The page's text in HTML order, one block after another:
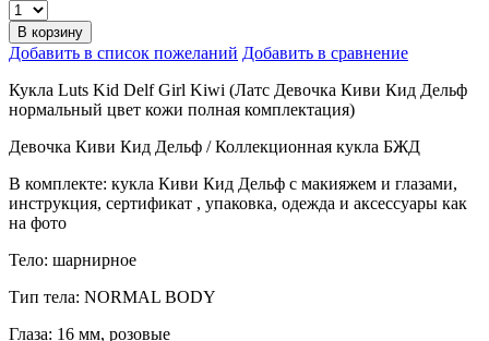
В корзину
Добавить в список пожеланий Добавить в сравнение
Кукла Luts Kid Delf Girl Kiwi (Латс Девочка Киви Кид Дельф
нормальный цвет кожи полная комплектация)
Девочка Киви Кид Дельф / Коллекционная кукла БЖД
В комплекте: кукла Киви Кид Дельф с макияжем и глазами,
инструкция, сертификат , упаковка, одежда и аксессуары как
на фото
Тело: шарнирное
Тип тела: NORMAL BODY
Глаза: 16 мм, розовые